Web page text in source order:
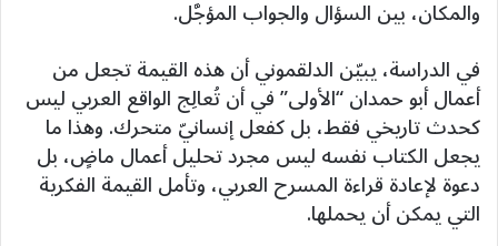
والمكان، بين السؤال والجواب المؤجَّل.
في الدراسة، يبيّن الدلقموني أن هذه القيمة تجعل من
أعمال أبو حمدان “الأولى” في أن تُعالِج الواقع العربي ليس
كحدث تاريخي فقط، بل كفعل إنسانيّ متحرك. وهذا ما
يجعل الكتاب نفسه ليس مجرد تحليل أعمال ماضٍ، بل
دعوة لإعادة قراءة المسرح العربي، وتأمل القيمة الفكرية
التي يمكن أن يحملها.